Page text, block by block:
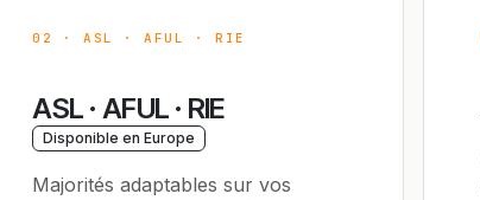
02 · ASL · AFUL · RIE
ASL · AFUL · RIE
Disponible en Europe
Majorités adaptables sur vos